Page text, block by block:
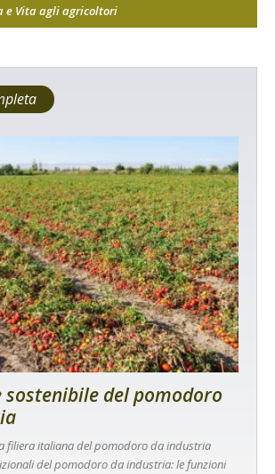
e Vita agli agricoltori
del pomodoro
filiera italiana del pomodoro da industria
del pomodoro da industria: le funzioni